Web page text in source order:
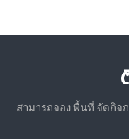
สามารถจอง พื้นที่ จัดกิจ